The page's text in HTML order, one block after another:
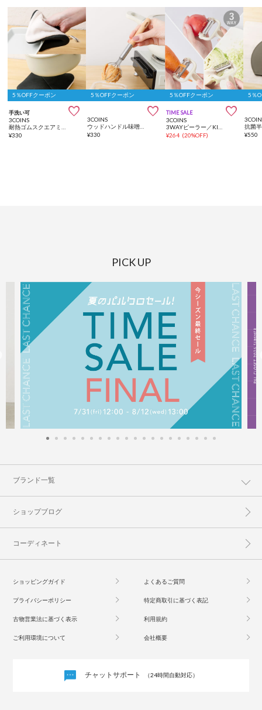
5％OFFクーポン
手洗い可 
3COINS
¥330
5％OFFクーポン

3COINS
¥330
5％OFFクーポン
TIME SALE 
3COINS
¥264 (20%OFF)
5％
¥550
PICK UP
ブランド一覧
ショップブログ
コーディネート
ショッピングガイド よくあるご質問
プライバシーポリシー 特定商取引に基づく表記
古物営業法に基づく表示 利用規約
ご利用環境について 会社概要
チャットサポート （24時間自動対応）